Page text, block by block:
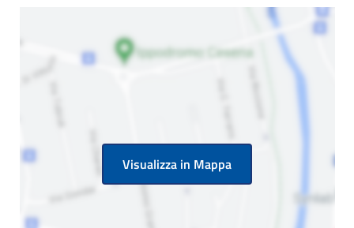
Visualizza in Mappa